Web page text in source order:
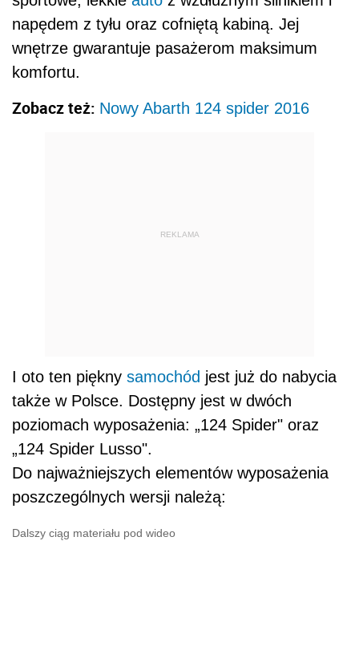
napędem z tyłu oraz cofniętą kabiną. Jej
wnętrze gwarantuje pasażerom maksimum
komfortu.
Zobacz też: Nowy Abarth 124 spider 2016
REKLAMA
I oto ten piękny samochód jest już do nabycia
także w Polsce. Dostępny jest w dwóch
poziomach wyposażenia: „124 Spider" oraz
„124 Spider Lusso".
Do najważniejszych elementów wyposażenia
poszczególnych wersji należą:
Dalszy ciąg materiału pod wideo